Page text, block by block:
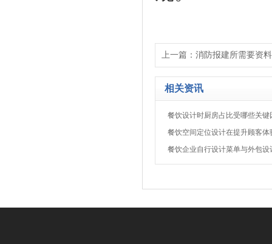
上一篇： 消防报建所需要资
相关资讯
餐饮设计时厨房占比受哪些关键
餐饮空间定位设计在提升顾客体
餐饮企业自行设计菜单与外包设